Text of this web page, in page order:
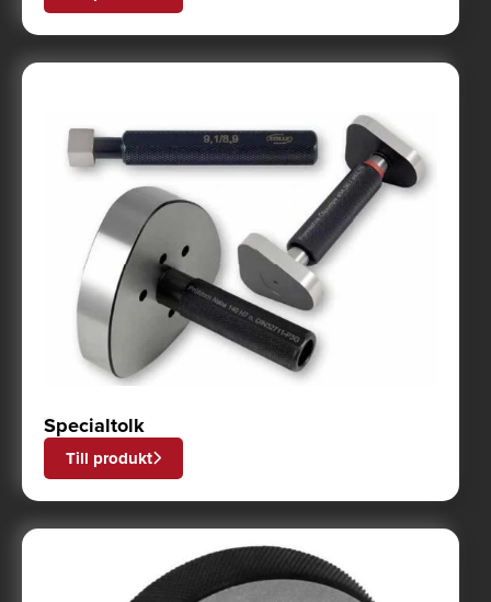
Specialtolk
Till produkt